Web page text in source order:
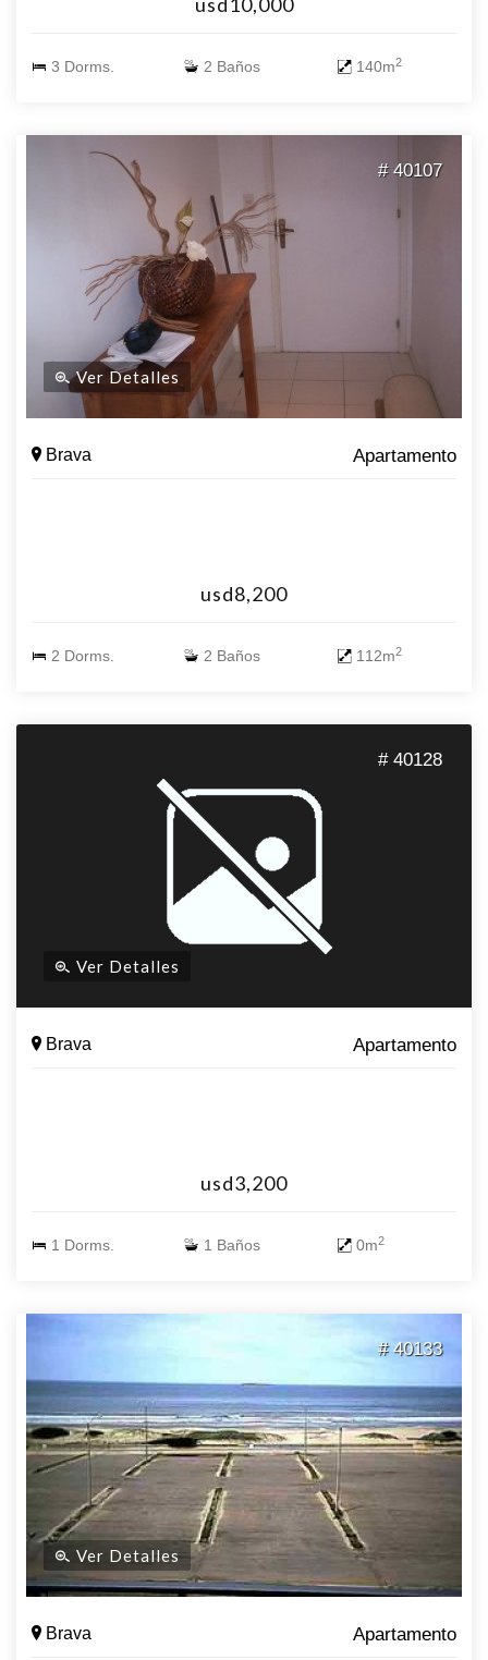
garage, consulte !!!
3 Dorms. 2 Baños 140m2
# 40107
Ver Detalles
Brava Apartamento
usd8,200
2 Dorms. 2 Baños 112m2
# 40128
Ver Detalles
Brava Apartamento
usd3,200
1 Dorms. 1 Baños 0m2
# 40133
Ver Detalles
Brava Apartamento